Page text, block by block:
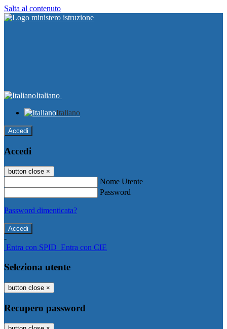
Salta al contenuto
Italiano
Italiano
Accedi
Accedi
button close ×
Nome Utente
Password
Password dimenticata?
-
Entra con SPID Entra con CIE
Seleziona utente
button close ×
Recupero password